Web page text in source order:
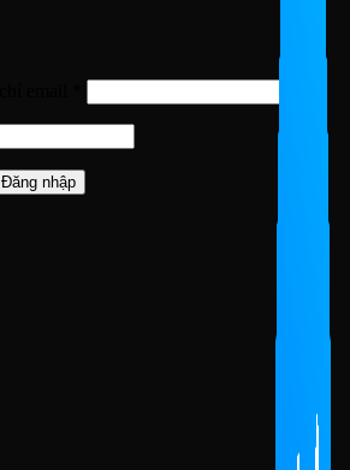
buộc
Đăng nhập